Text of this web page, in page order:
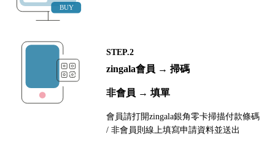
STEP.2
zingala會員 → 掃碼
非會員 → 填單
會員請打開zingala銀角零卡掃描付款條碼
/ 非會員則線上填寫申請資料並送出